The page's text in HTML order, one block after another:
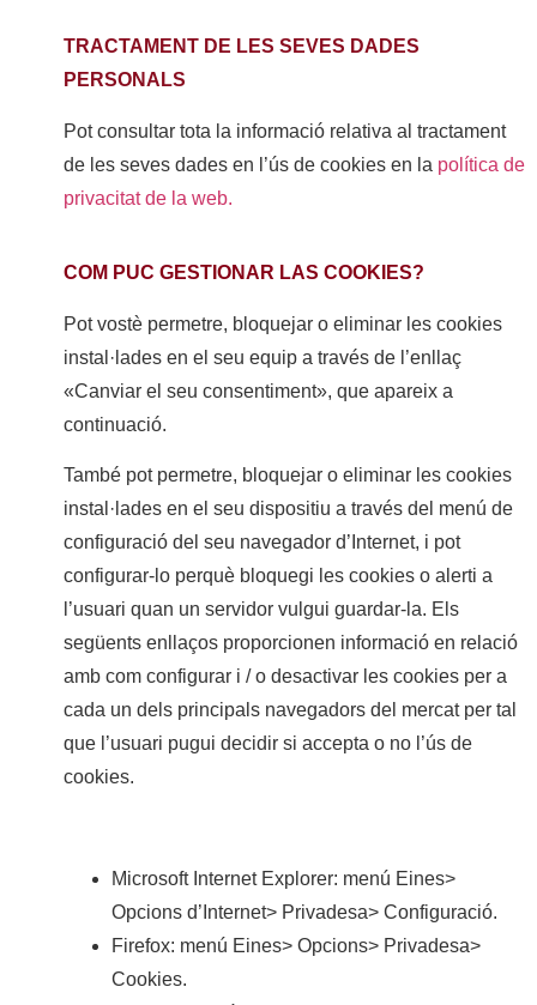
TRACTAMENT DE LES SEVES DADES
PERSONALS
Pot consultar tota la informació relativa al tractament
de les seves dades en l’ús de cookies en la política de
privacitat de la web.
COM PUC GESTIONAR LAS COOKIES?
Pot vostè permetre, bloquejar o eliminar les cookies
instal·lades en el seu equip a través de l’enllaç
«Canviar el seu consentiment», que apareix a
continuació.
També pot permetre, bloquejar o eliminar les cookies
instal·lades en el seu dispositiu a través del menú de
configuració del seu navegador d’Internet, i pot
configurar-lo perquè bloquegi les cookies o alerti a
l’usuari quan un servidor vulgui guardar-la. Els
següents enllaços proporcionen informació en relació
amb com configurar i / o desactivar les cookies per a
cada un dels principals navegadors del mercat per tal
que l’usuari pugui decidir si accepta o no l’ús de
cookies.
Microsoft Internet Explorer: menú Eines>
Opcions d’Internet> Privadesa> Configuració.
Firefox: menú Eines> Opcions> Privadesa>
Cookies.